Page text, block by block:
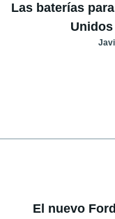
Las baterías
El nuevo